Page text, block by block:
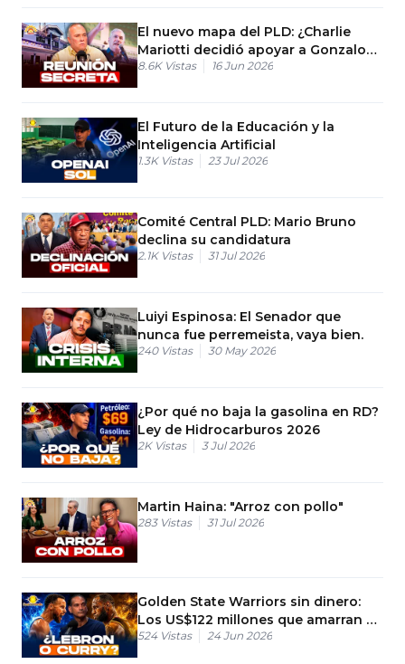
El nuevo mapa del PLD: ¿Charlie
Mariotti decidió apoyar a Gonzalo
Castillo?
8.6K Vistas 16 Jun 2026
El Futuro de la Educación y la
Inteligencia Artificial
1.3K Vistas 23 Jul 2026
Comité Central PLD: Mario Bruno
declina su candidatura
2.1K Vistas 31 Jul 2026
Luiyi Espinosa: El Senador que
nunca fue perremeista, vaya bien.
240 Vistas 30 May 2026
¿Por qué no baja la gasolina en RD?
Ley de Hidrocarburos 2026
2K Vistas 3 Jul 2026
Martin Haina: "Arroz con pollo"
283 Vistas 31 Jul 2026
Golden State Warriors sin dinero:
Los US$122 millones que amarran a
Stephen Curry
524 Vistas 24 Jun 2026